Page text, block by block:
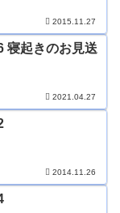
2015.11.27
寝起きのお見送
2021.04.27
2014.11.26